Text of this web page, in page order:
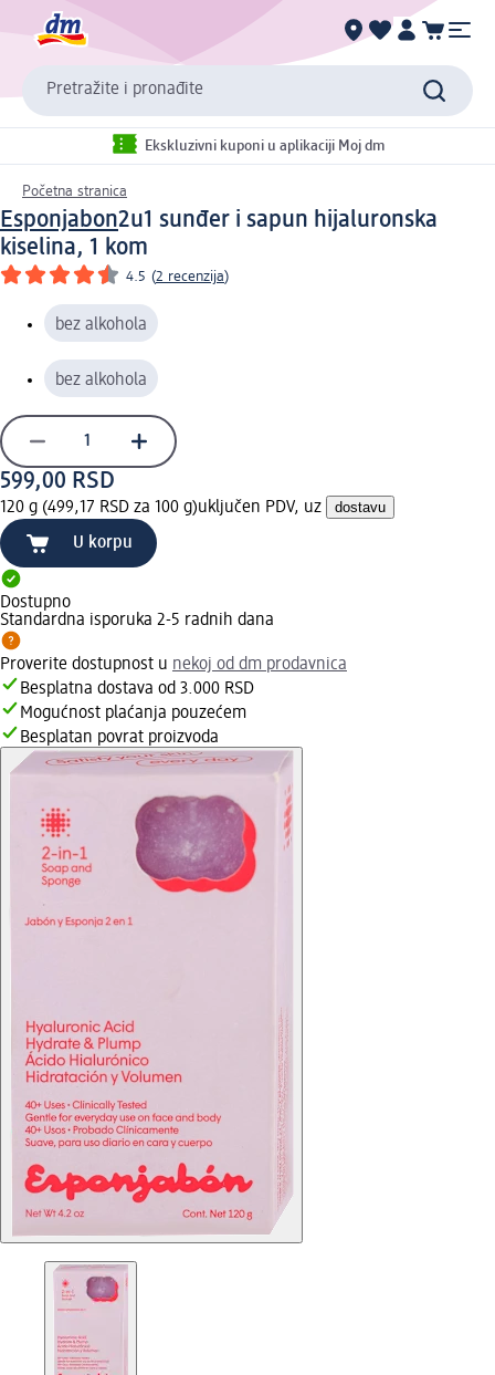
Pretražite i pronađite
Ekskluzivni kuponi u aplikaciji Moj dm
Početna stranica
Esponjabon2u1 sunđer i sapun hijaluronska
kiselina, 1 kom
4.5 (2 recenzija)
bez alkohola
bez alkohola
599,00 RSD
120 g (499,17 RSD za 100 g)uključen PDV, uz dostavu
U korpu
Dostupno
Standardna isporuka 2-5 radnih dana
Proverite dostupnost u nekoj od dm prodavnica
Besplatna dostava od 3.000 RSD
Mogućnost plaćanja pouzećem
Besplatan povrat proizvoda